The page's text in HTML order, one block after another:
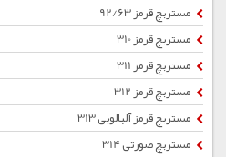
مستربچ قرمز 92/63
مستربچ قرمز 310
مستربچ قرمز 311
مستربچ قرمز 312
مستربچ قرمز آلبالویی 313
مستربچ صورتی 314